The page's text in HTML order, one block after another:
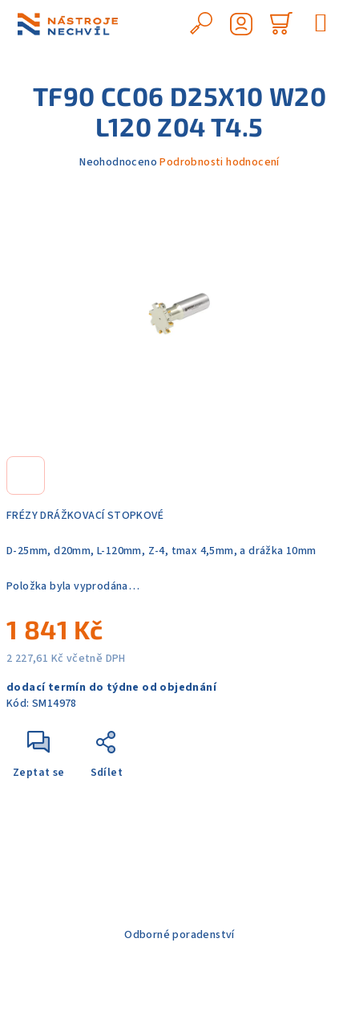
obsah
Hledat
košík
FRÉZY DRÁŽKOVACÍ STOPKOVÉ
D-25mm, d20mm, L-120mm, Z-4, tmax 4,5mm, a drážka 10mm
Položka byla vyprodána…
1 841 Kč
2 227,61 Kč včetně DPH
cena:
dodací termín do týdne od objednání
Kód: SM14978
Zeptat se Sdílet
TF90 CC06 D25X10 W20
L120 Z04 T4.5
Průměrné
Neohodnoceno Podrobnosti hodnocení
Odborné poradenství